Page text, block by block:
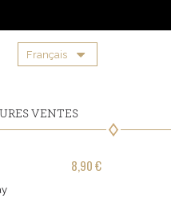
Français
VENTES
8,90 €